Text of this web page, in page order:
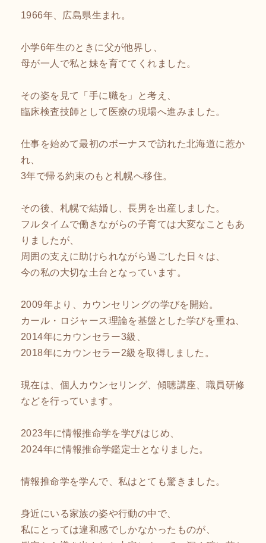
1966年、広島県生まれ。
小学6年生のときに父が他界し、
母が一人で私と妹を育ててくれました。
その姿を見て「手に職を」と考え、
臨床検査技師として医療の現場へ進みました。
仕事を始めて最初のボーナスで訪れた北海道に惹か
れ、
3年で帰る約束のもと札幌へ移住。
その後、札幌で結婚し、長男を出産しました。
フルタイムで働きながらの子育ては大変なこともあ
りましたが、
周囲の支えに助けられながら過ごした日々は、
今の私の大切な土台となっています。
2009年より、カウンセリングの学びを開始。
カール・ロジャース理論を基盤とした学びを重ね、
2014年にカウンセラー3級、
2018年にカウンセラー2級を取得しました。
現在は、個人カウンセリング、傾聴講座、職員研修
などを行っています。
2023年に情報推命学を学びはじめ、
2024年に情報推命学鑑定士となりました。
情報推命学を学んで、私はとても驚きました。
身近にいる家族の姿や行動の中で、
私にとっては違和感でしかなかったものが、